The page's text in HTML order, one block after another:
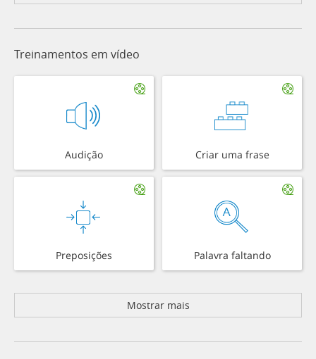
Treinamentos em vídeo
Audição Criar uma frase
Preposições Palavra faltando
Mostrar mais